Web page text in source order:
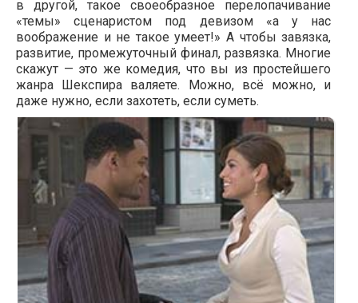
в другой, такое своеобразное перелопачивание
«темы» сценаристом под девизом «а у нас
воображение и не такое умеет!» А чтобы завязка,
развитие, промежуточный финал, развязка. Многие
скажут — это же комедия, что вы из простейшего
жанра Шекспира валяете. Можно, всё можно, и
даже нужно, если захотеть, если суметь.